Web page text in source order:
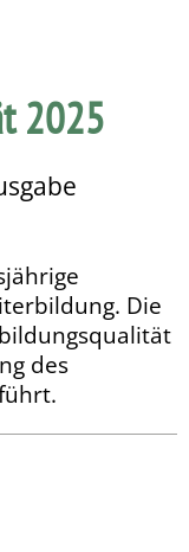
2025
Die
des